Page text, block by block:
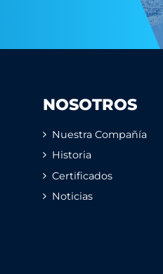
NOSOTROS
Nuestra Compañía
Historia
Certificados
Noticias